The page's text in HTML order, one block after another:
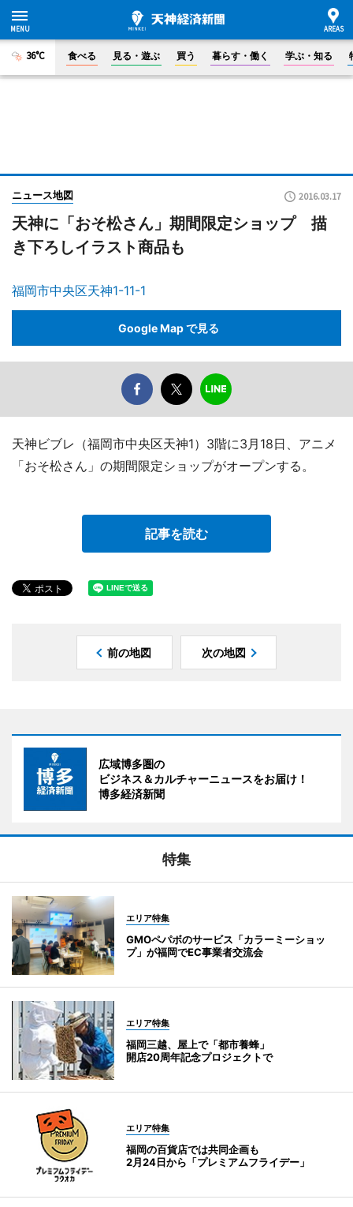
36°C 食べる 見る・遊ぶ 買う 暮らす・働く 学ぶ・知る
ニュース地図 2016.03.17
天神に「おそ松さん」期間限定ショップ 描
き下ろしイラスト商品も
福岡市中央区天神1-11-1
Google Map で見る
天神ビブレ（福岡市中央区天神1）3階に3月18日、アニメ
「おそ松さん」の期間限定ショップがオープンする。
記事を読む
前の地図 次の地図
広域博多圏の
ビジネス＆カルチャーニュースをお届け！
博多経済新聞
特集
エリア特集
GMOペパボのサービス「カラーミーショッ
プ」が福岡でEC事業者交流会
エリア特集
福岡三越、屋上で「都市養蜂」
開店20周年記念プロジェクトで
エリア特集
福岡の百貨店では共同企画も
2月24日から「プレミアムフライデー」